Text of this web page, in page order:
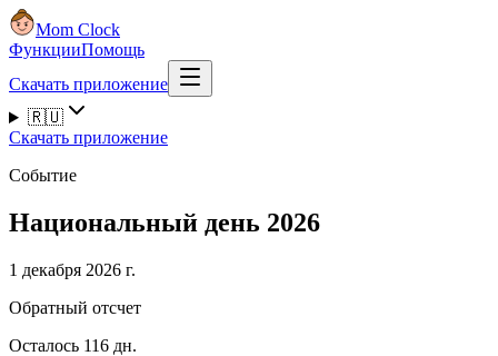
Mom Clock
ФункцииПомощь
Скачать приложение
🇷🇺
Скачать приложение
Событие
Национальный день 2026
1 декабря 2026 г.
Обратный отсчет
Осталось 116 дн.